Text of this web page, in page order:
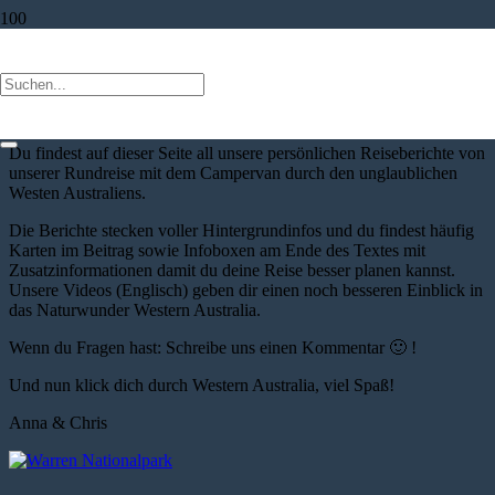
WESTERN AUSTRALIA
Du findest auf dieser Seite all unsere persönlichen Reiseberichte von
unserer Rundreise mit dem Campervan durch den unglaublichen
Westen Australiens.
Die Berichte stecken voller Hintergrundinfos und du findest häufig
Karten im Beitrag sowie Infoboxen am Ende des Textes mit
Zusatzinformationen damit du deine Reise besser planen kannst.
Unsere Videos (Englisch) geben dir einen noch besseren Einblick in
das Naturwunder Western Australia.
Wenn du Fragen hast: Schreibe uns einen Kommentar 🙂 !
Und nun klick dich durch Western Australia, viel Spaß!
Anna & Chris